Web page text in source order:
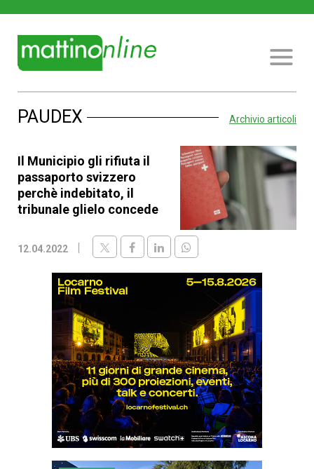
PAUDEX Archivio articoli
Il Municipio gli rifiuta il
passaporto svizzero
perchè indebitato, il
tribunale glielo concede
12.04.2022